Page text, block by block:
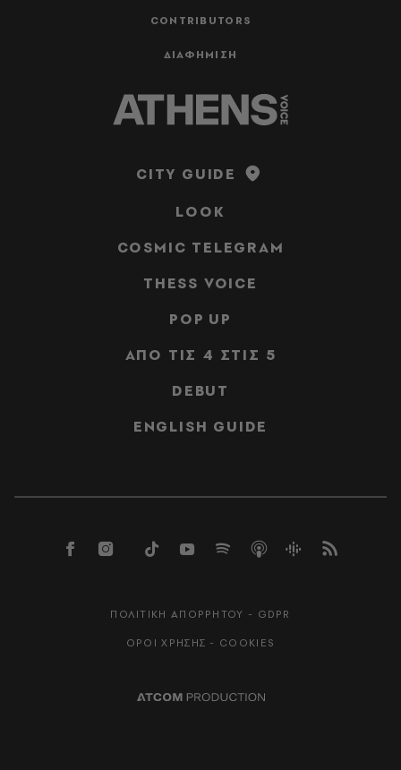
CONTRIBUTORS
ΔΙΑΦΗΜΙΣΗ
CITY GUIDE
LOOK
COSMIC TELEGRAM
THESS VOICE
POP UP
ΑΠΟ ΤΙΣ 4 ΣΤΙΣ 5
DEBUT
ENGLISH GUIDE
ΠΟΛΙΤΙΚΗ ΑΠΟΡΡΗΤΟΥ - GDPR
ΟΡΟΙ ΧΡΗΣΗΣ - COOKIES